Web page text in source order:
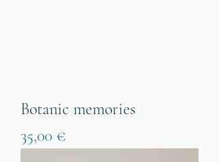
Botanic memories
Prezzo
35,00 €